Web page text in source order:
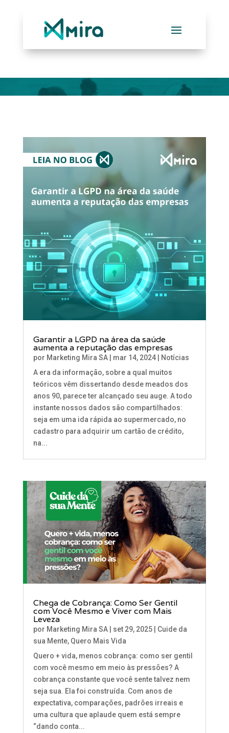
Garantir a LGPD na área da saúde
aumenta a reputação das empresas
por Marketing Mira SA| mar 14, 2024|
Notícias
A era da informação, sobre a qual muitos
teóricos vêm dissertando desde meados dos
anos 90, parece ter alcançado seu auge. A todo
instante nossos dados são compartilhados:
seja em uma ida rápida ao supermercado, no
cadastro para adquirir um cartão de crédito,
na...
Chega de Cobrança: Como Ser Gentil
com Você Mesmo e Viver com Mais
Leveza
por Marketing Mira SA| set 29, 2025| Cuide da
sua Mente, Quero Mais Vida
Quero + vida, menos cobrança: como ser gentil
com você mesmo em meio às pressões? A
cobrança constante que você sente talvez nem
seja sua. Ela foi construída. Com anos de
expectativa, comparações, padrões irreais e
uma cultura que aplaude quem está sempre
“dando conta...